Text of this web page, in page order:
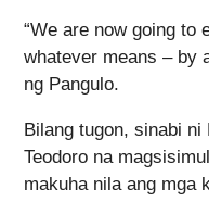
“We are now going to
whatever means – by
ng Pangulo.
Bilang tugon, sinabi
Teodoro na
makuha nila ang mga